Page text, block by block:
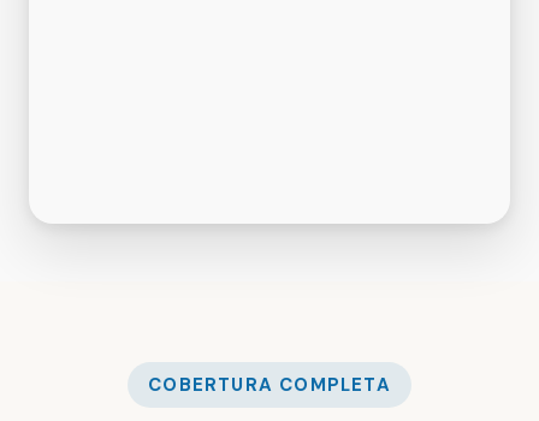
COBERTURA COMPLETA